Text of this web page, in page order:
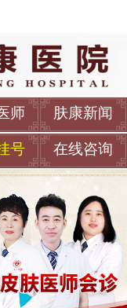
师 肤康新闻
号 在线咨询